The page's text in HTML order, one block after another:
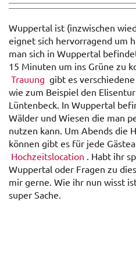
Wuppertal ist (inzwischen
eignet sich hervorragend um
man sich in Wuppertal
15 Minuten um ins Grüne zu
Trauung gibt es verschiedene
wie zum Beispiel den
Lüntenbeck. In Wuppertal
Wälder und Wiesen die man
nutzen kann. Um Abends die
können gibt es für jede
Hochzeitslocation . Habt ihr
Wuppertal oder Fragen zu
mir gerne. Wie ihr nun wisst
super Sache.